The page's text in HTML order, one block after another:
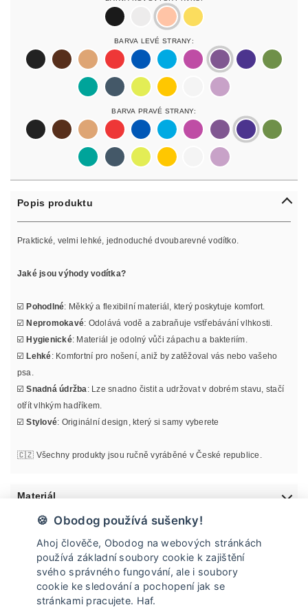
black
silver rosegoldgold
Barva Levé Strany:
black
darkbrownlightbrown
red blue lightbluelightpurplepurpur purple olive
pastelgreen
petrol neonyellow
yellow white lilac
Barva Pravé Strany:
black
darkbrownlightbrown
red blue lightbluelightpurplepurpur purple olive
pastelgreen
petrol neonyellow
yellow white lilac
Popis produktu
Praktické, velmi lehké, jednoduché dvoubarevné vodítko.
Jaké jsou výhody vodítka?
☑️Pohodlné: Měkký a flexibilní materiál, který poskytuje komfort.
☑️Nepromokavé: Odolává vodě a zabraňuje vstřebávání vlhkosti.
☑️Hygienické: Materiál je odolný vůči zápachu a bakteriím.
☑️Lehké: Komfortní pro nošení, aniž by zatěžoval vás nebo vašeho
psa.
☑️Snadná údržba : Lze snadno čistit a udržovat v dobrém stavu, stačí
otřít vlhkým hadříkem.
☑️Stylové: Originální design, který si samy vyberete
🇨🇿 Všechny produkty jsou ručně vyráběné v České republice.
Materiál
Údržba
Doprava a vrácení
🍪 Obodog používá sušenky!
Ahoj člověče, Obodog na webových stránkách
používá základní soubory cookie k zajištění
svého správného fungování, ale i soubory
cookie ke sledování a pochopení jak se
stránkami pracujete. Haf.